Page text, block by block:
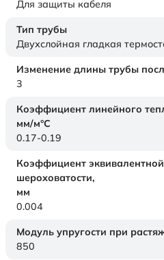
Для защиты кабеля
Тип трубы
Двухслойная гладкая
Изменение длины трубы
3
Коэффициент линейного
мм/м°С
0.17-0.19
Коэффициент
шероховатости,
мм
0.004
Модуль упругости при
850